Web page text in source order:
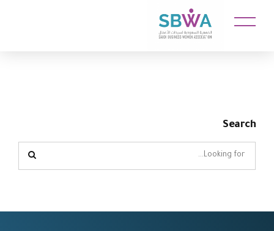
Search